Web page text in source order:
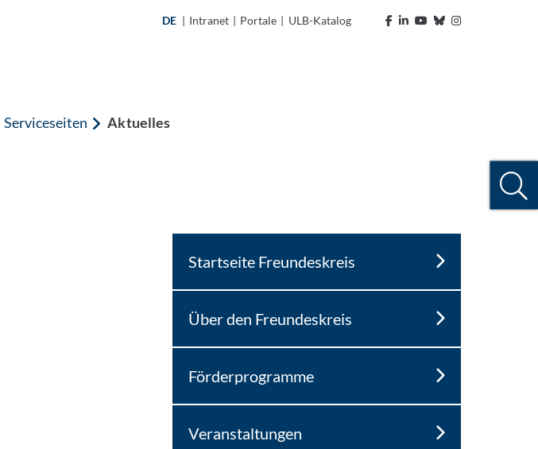
DE | Intranet | Portale | ULB-Katalog
Serviceseiten Aktuelles
Startseite Freundeskreis
Über den Freundeskreis
Förderprogramme
Veranstaltungen